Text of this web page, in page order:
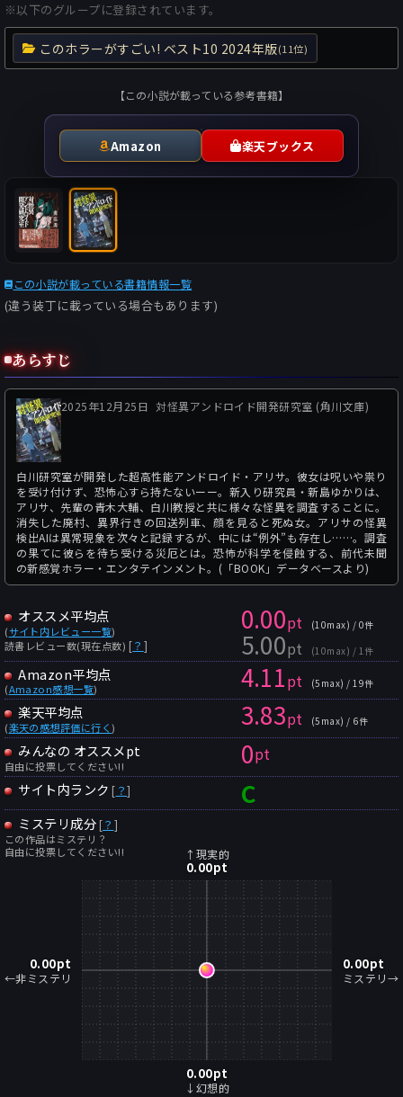
※以下のグループに登録されています。
このホラーがすごい! ベスト10 2024年版(11位)
【この小説が載っている参考書籍】
Amazon 楽天ブックス
この小説が載っている書籍情報一覧
(違う装丁に載っている場合もあります)
あらすじ
2025年12月25日 対怪異アンドロイド開発研究室 (角川文庫)
白川研究室が開発した超高性能アンドロイド・アリサ。彼女は呪いや祟り
を受け付けず、恐怖心すら持たないーー。新入り研究員・新島ゆかりは、
アリサ、先輩の青木大輔、白川教授と共に様々な怪異を調査することに。
消失した廃村、異界行きの回送列車、顔を見ると死ぬ女。アリサの怪異
検出AIは異常現象を次々と記録するが、中には“例外”も存在し……。調査
の果てに彼らを待ち受ける災厄とは。恐怖が科学を侵蝕する、前代未聞
の新感覚ホラー・エンタテインメント。(「BOOK」データベースより)
オススメ平均点
(サイト内レビュー一覧)
読書レビュー数(現在点数) [？ ]
0.00pt (10max) / 0件
5.00pt (10max) / 1件
Amazon平均点
(Amazon感想一覧) 4.11pt (5max) / 19件
楽天平均点
(楽天の感想評価に行く) 3.83pt (5max) / 6件
みんなの オススメpt
自由に投票してください!! 0pt
サイト内ランク [ ？] C
ミステリ成分 [？ ]
この作品はミステリ？
自由に投票してください!!
↑現実的
0.00pt
0.00pt
←非ミステリ
0.00pt
ミステリ→
0.00pt
↓幻想的